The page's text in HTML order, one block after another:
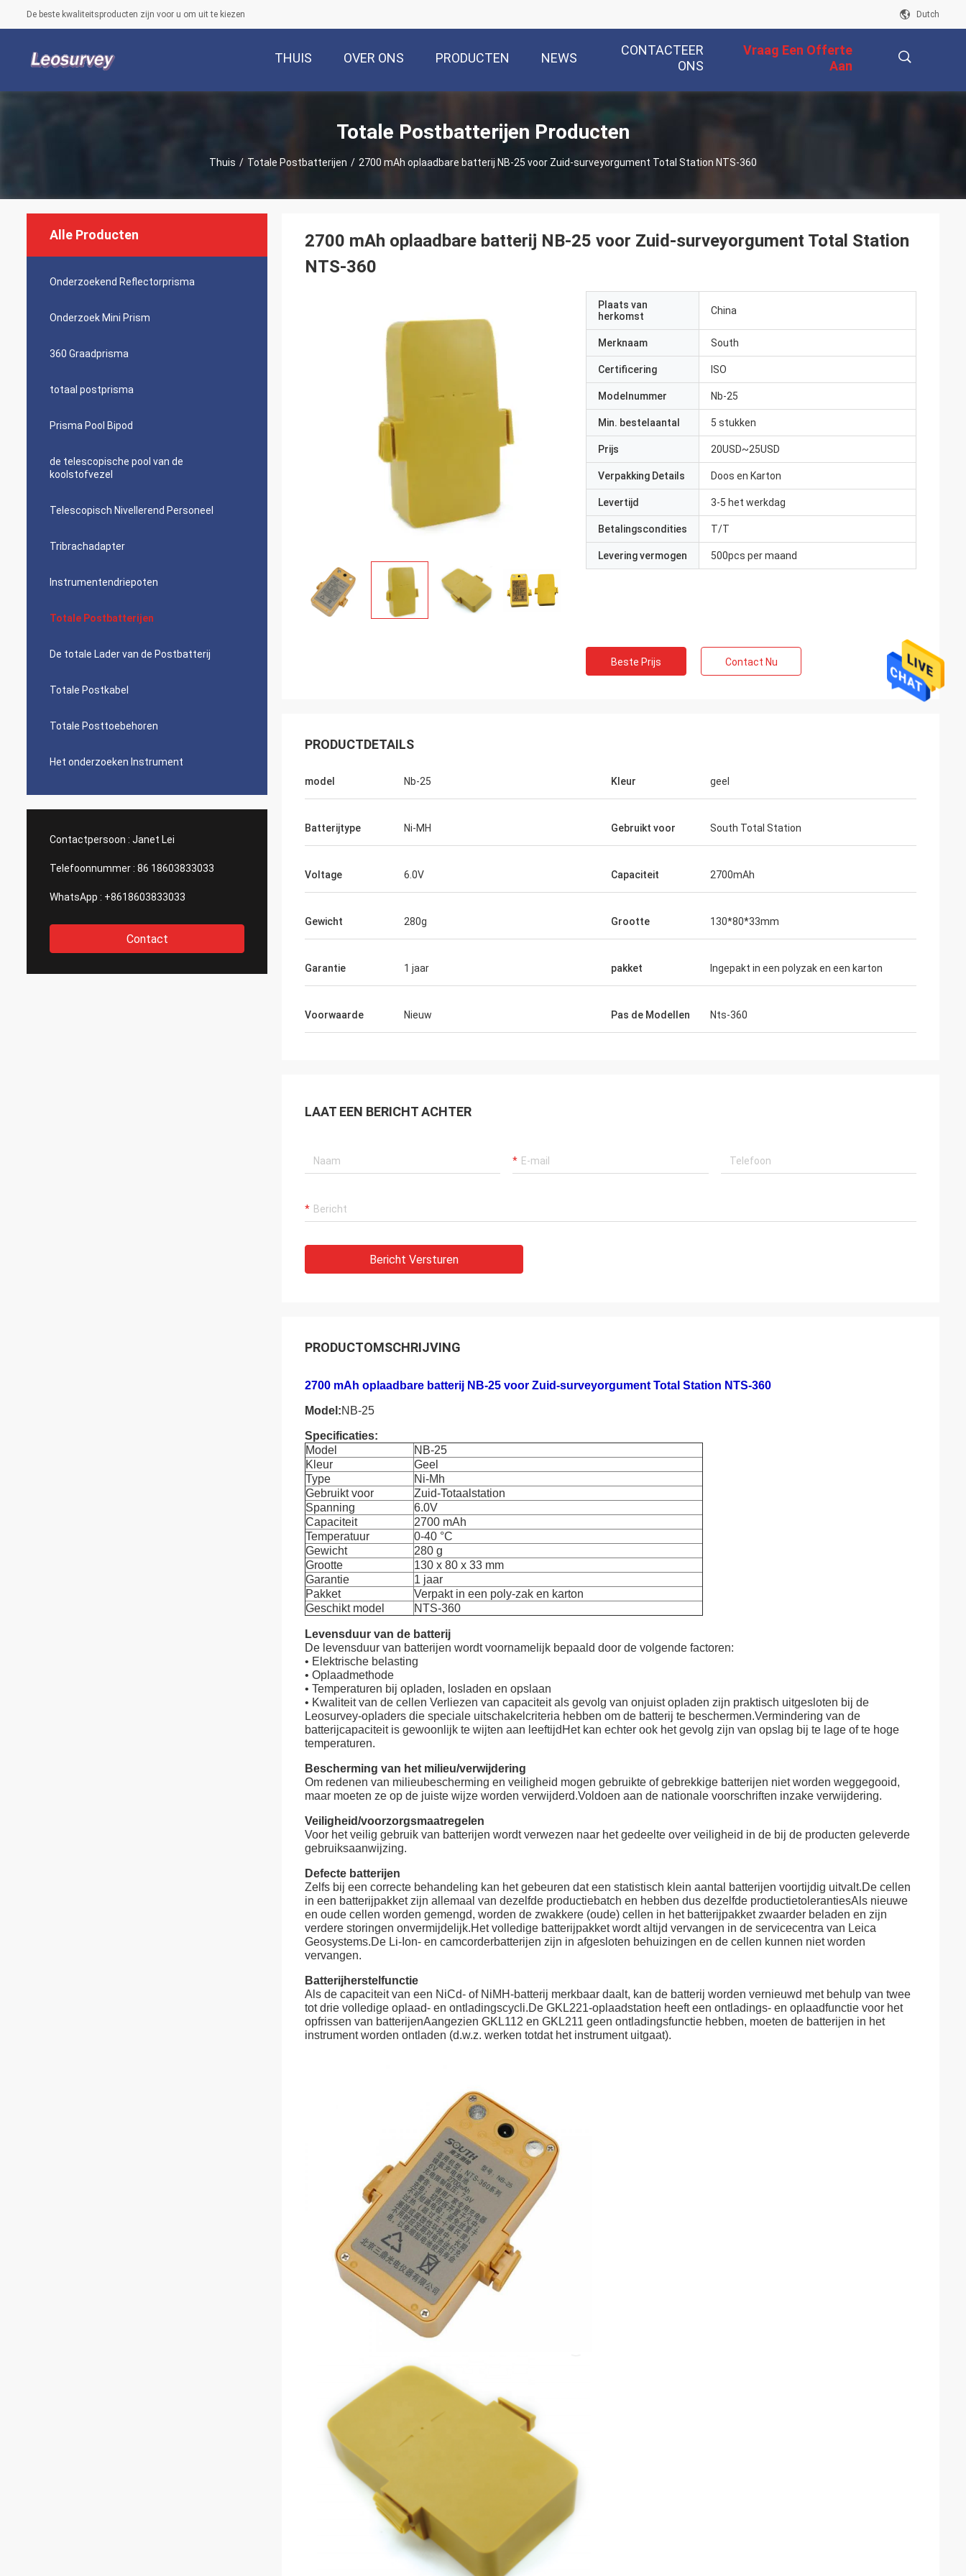
De beste kwaliteitsproducten zijn voor u om uit te kiezen Dutch
THUIS OVER ONS PRODUCTEN NEWS
CONTACTEER
ONS
Vraag Een Offerte
Aan
Totale Postbatterijen Producten
Thuis / Totale Postbatterijen / 2700 mAh oplaadbare batterij NB-25 voor Zuid-surveyorgument Total Station NTS-360
Alle Producten
Onderzoekend Reflectorprisma
Onderzoek Mini Prism
360 Graadprisma
totaal postprisma
Prisma Pool Bipod
de telescopische pool van de
koolstofvezel
Telescopisch Nivellerend Personeel
Tribrachadapter
Instrumentendriepoten
Totale Postbatterijen
De totale Lader van de Postbatterij
Totale Postkabel
Totale Posttoebehoren
Het onderzoeken Instrument
Contactpersoon : Janet Lei
Telefoonnummer : 86 18603833033
WhatsApp : +8618603833033
Contact
2700 mAh oplaadbare batterij NB-25 voor Zuid-surveyorgument Total Station
NTS-360
Plaats van
herkomst
China
Merknaam South
Certificering ISO
Modelnummer Nb-25
Min. bestelaantal 5 stukken
Prijs 20USD~25USD
Verpakking Details Doos en Karton
Levertijd 3-5 het werkdag
Betalingscondities T/T
Levering vermogen 500pcs per maand
Beste Prijs Contact Nu
PRODUCTDETAILS
model Nb-25 Kleur geel
Batterijtype Ni-MH Gebruikt voor South Total Station
Voltage 6.0V Capaciteit 2700mAh
Gewicht 280g Grootte 130*80*33mm
Garantie 1 jaar pakket Ingepakt in een polyzak en een karton
Voorwaarde Nieuw Pas de Modellen Nts-360
LAAT EEN BERICHT ACHTER
Bericht Versturen
PRODUCTOMSCHRIJVING
2700 mAh oplaadbare batterij NB-25 voor Zuid-surveyorgument Total Station NTS-360
Model:NB-25
Specificaties:
Model
NB-25
Kleur
Geel
Type
Ni-Mh
Gebruikt voor
Zuid-Totaalstation
Spanning
6.0V
Capaciteit
2700 mAh
Temperatuur
0-40 °C
Gewicht
280 g
Grootte
130 x 80 x 33 mm
Garantie
1 jaar
Pakket
Verpakt in een poly-zak en karton
Geschikt model
NTS-360
Levensduur van de batterij
De levensduur van batterijen wordt voornamelijk bepaald door de volgende factoren:
• Elektrische belasting
• Oplaadmethode
• Temperaturen bij opladen, losladen en opslaan
• Kwaliteit van de cellen Verliezen van capaciteit als gevolg van onjuist opladen zijn praktisch uitgesloten bij de
Leosurvey-opladers die speciale uitschakelcriteria hebben om de batterij te beschermen.Vermindering van de
batterijcapaciteit is gewoonlijk te wijten aan leeftijdHet kan echter ook het gevolg zijn van opslag bij te lage of te hoge
temperaturen.
Bescherming van het milieu/verwijdering
Om redenen van milieubescherming en veiligheid mogen gebruikte of gebrekkige batterijen niet worden weggegooid,
maar moeten ze op de juiste wijze worden verwijderd.Voldoen aan de nationale voorschriften inzake verwijdering.
Veiligheid/voorzorgsmaatregelen
Voor het veilig gebruik van batterijen wordt verwezen naar het gedeelte over veiligheid in de bij de producten geleverde
gebruiksaanwijzing.
Defecte batterijen
Zelfs bij een correcte behandeling kan het gebeuren dat een statistisch klein aantal batterijen voortijdig uitvalt.De cellen
in een batterijpakket zijn allemaal van dezelfde productiebatch en hebben dus dezelfde productietolerantiesAls nieuwe
en oude cellen worden gemengd, worden de zwakkere (oude) cellen in het batterijpakket zwaarder beladen en zijn
verdere storingen onvermijdelijk.Het volledige batterijpakket wordt altijd vervangen in de servicecentra van Leica
Geosystems.De Li-Ion- en camcorderbatterijen zijn in afgesloten behuizingen en de cellen kunnen niet worden
vervangen.
Batterijherstelfunctie
Als de capaciteit van een NiCd- of NiMH-batterij merkbaar daalt, kan de batterij worden vernieuwd met behulp van twee
tot drie volledige oplaad- en ontladingscycli.De GKL221-oplaadstation heeft een ontladings- en oplaadfunctie voor het
opfrissen van batterijenAangezien GKL112 en GKL211 geen ontladingsfunctie hebben, moeten de batterijen in het
instrument worden ontladen (d.w.z. werken totdat het instrument uitgaat).